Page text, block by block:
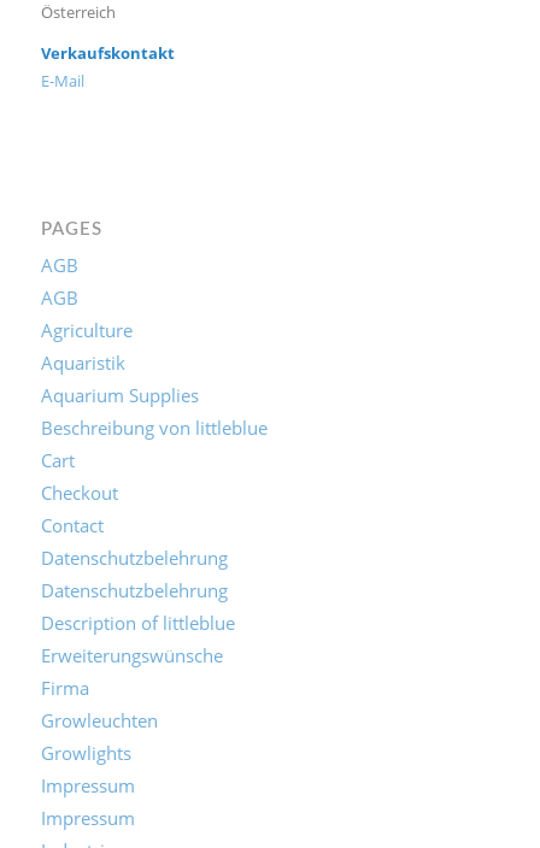
Österreich
Verkaufskontakt
E-Mail
PAGES
AGB
AGB
Agriculture
Aquaristik
Aquarium Supplies
Beschreibung von littleblue
Cart
Checkout
Contact
Datenschutzbelehrung
Datenschutzbelehrung
Description of littleblue
Erweiterungswünsche
Firma
Growleuchten
Growlights
Impressum
Impressum